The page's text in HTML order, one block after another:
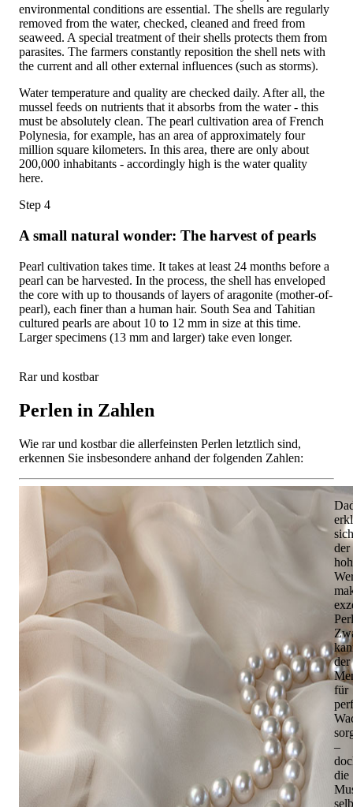
environmental conditions are essential. The shells are regularly
removed from the water, checked, cleaned and freed from
seaweed. A special treatment of their shells protects them from
parasites. The farmers constantly reposition the shell nets with
the current and all other external influences (such as storms).
Water temperature and quality are checked daily. After all, the
mussel feeds on nutrients that it absorbs from the water - this
must be absolutely clean. The pearl cultivation area of French
Polynesia, for example, has an area of approximately four
million square kilometers. In this area, there are only about
200,000 inhabitants - accordingly high is the water quality
here.
Step 4
A small natural wonder: The harvest of pearls
Pearl cultivation takes time. It takes at least 24 months before a
pearl can be harvested. In the process, the shell has enveloped
the core with up to thousands of layers of aragonite (mother-of-
pearl), each finer than a human hair. South Sea and Tahitian
cultured pearls are about 10 to 12 mm in size at this time.
Larger specimens (13 mm and larger) take even longer.
Rar und kostbar
Perlen in Zahlen
Wie rar und kostbar die allerfeinsten Perlen letztlich sind,
erkennen Sie insbesondere anhand der folgenden Zahlen:
sich
der
der
für
–
die